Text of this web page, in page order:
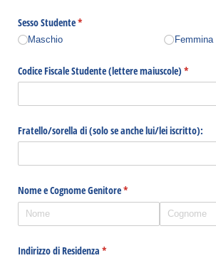
Sesso Studente*
(richiesto)
Maschio Femmina
Codice Fiscale Studente (lettere maiuscole) *
(richiesto)
Fratello/​sorella di (solo se anche lui/​lei iscritto):
Nome e Cognome Genitore*
(richiesto)
Indirizzo di Residenza *
(richiesto)